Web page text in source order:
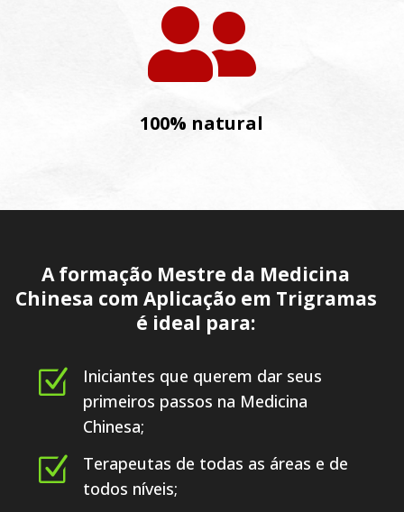

100% natural
A formação Mestre da Medicina
Chinesa com Aplicação em Trigramas
é ideal para:
Z
Iniciantes que querem dar seus
primeiros passos na Medicina
Chinesa;
Z
Terapeutas de todas as áreas e de
todos níveis;